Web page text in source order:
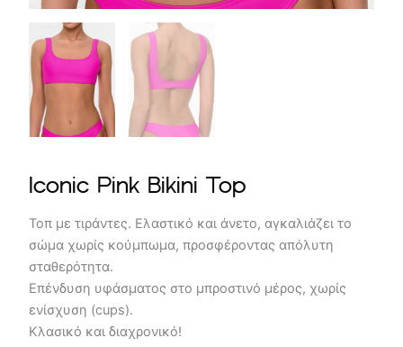
Iconic Pink Bikini Top
Τοπ με τιράντες. Ελαστικό και άνετο, αγκαλιάζει το
σώμα χωρίς κούμπωμα, προσφέροντας απόλυτη
σταθερότητα.
Επένδυση υφάσματος στο μπροστινό μέρος, χωρίς
ενίσχυση (cups).
Κλασικό και διαχρονικό!